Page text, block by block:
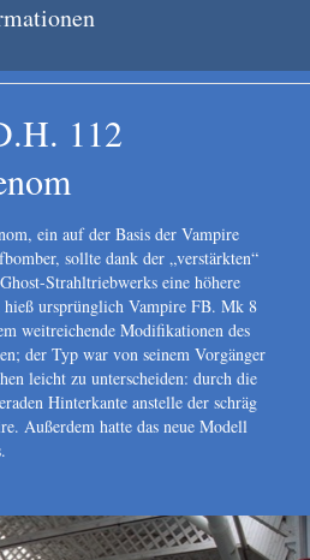
112
ein auf der Basis der Vampire
sollte dank der „verstärkten“
Strahltriebwerks eine höhere
ursprünglich Vampire FB. Mk 8
weitreichende Modifikationen des
der Typ war von seinem Vorgänger
leicht zu unterscheiden: durch die
Hinterkante anstelle der schräg
Außerdem hatte das neue Modell